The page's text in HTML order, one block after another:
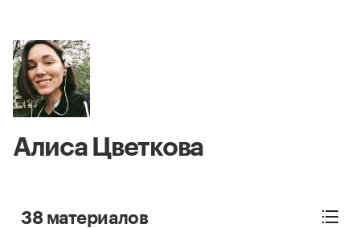
Алиса Цветкова
38 материалов